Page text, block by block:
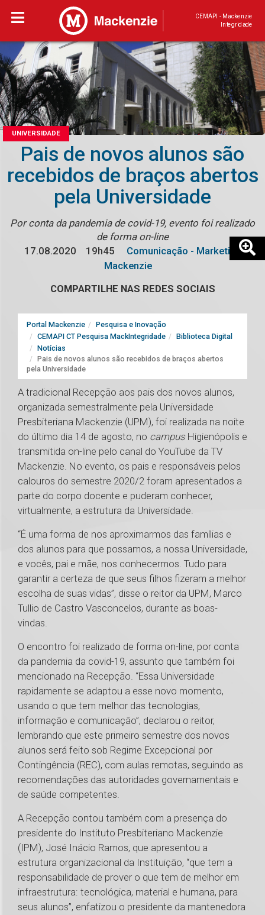
CEMAPI - Mackenzie
Integridade
UNIVERSIDADE
Pais de novos alunos são
recebidos de braços abertos
pela Universidade
Por conta da pandemia de covid-19, evento foi realizado
de forma on-line
17.08.2020
19h45
Comunicação - Marketing
Mackenzie
COMPARTILHE NAS REDES SOCIAIS
Portal Mackenzie
Pesquisa e Inovação
CEMAPI CT Pesquisa MackIntegridade
Biblioteca Digital
Notícias
Pais de novos alunos são recebidos de braços abertos
pela Universidade
A tradicional Recepção aos pais dos novos alunos,
organizada semestralmente pela Universidade
Presbiteriana Mackenzie (UPM), foi realizada na noite
do último dia 14 de agosto, no campus Higienópolis e
transmitida on-line pelo canal do YouTube da TV
Mackenzie. No evento, os pais e responsáveis pelos
calouros do semestre 2020/2 foram apresentados a
parte do corpo docente e puderam conhecer,
virtualmente, a estrutura da Universidade.
“É uma forma de nos aproximarmos das famílias e
dos alunos para que possamos, a nossa Universidade,
e vocês, pai e mãe, nos conhecermos. Tudo para
garantir a certeza de que seus filhos fizeram a melhor
escolha de suas vidas”, disse o reitor da UPM, Marco
Tullio de Castro Vasconcelos, durante as boas-
vindas.
O encontro foi realizado de forma on-line, por conta
da pandemia da covid-19, assunto que também foi
mencionado na Recepção. “Essa Universidade
rapidamente se adaptou a esse novo momento,
usando o que tem melhor das tecnologias,
informação e comunicação”, declarou o reitor,
lembrando que este primeiro semestre dos novos
alunos será feito sob Regime Excepcional por
Contingência (REC), com aulas remotas, seguindo as
recomendações das autoridades governamentais e
de saúde competentes.
A Recepção contou também com a presença do
presidente do Instituto Presbiteriano Mackenzie
(IPM), José Inácio Ramos, que apresentou a
estrutura organizacional da Instituição, “que tem a
responsabilidade de prover o que tem de melhor em
infraestrutura: tecnológica, material e humana, para
seus alunos”, enfatizou o presidente da mantenedora